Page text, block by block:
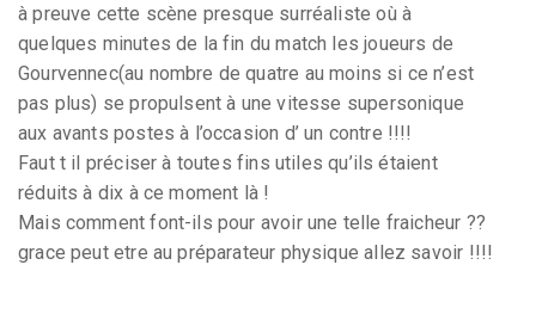
à preuve cette scène presque surréaliste où à
quelques minutes de la fin du match les joueurs de
Gourvennec(au nombre de quatre au moins si ce n’est
pas plus) se propulsent à une vitesse supersonique
aux avants postes à l’occasion d’ un contre !!!!
Faut t il préciser à toutes fins utiles qu’ils étaient
réduits à dix à ce moment là !
Mais comment font-ils pour avoir une telle fraicheur ??
grace peut etre au préparateur physique allez savoir !!!!